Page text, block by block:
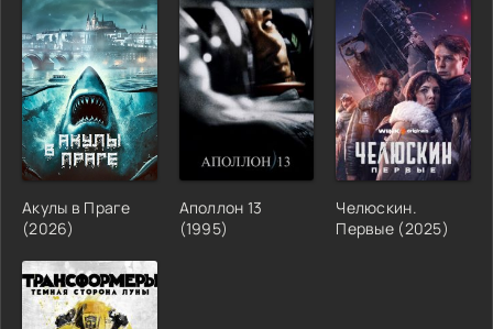
Акулы в Праге
(2026)
Аполлон 13
(1995)
Челюскин.
Первые (2025)